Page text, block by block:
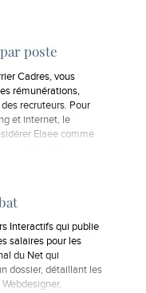
poste
Cadres, vous
rémunérations,
recruteurs. Pour
et internet, le
Elaee comme
Interactifs qui publie
salaires pour les
du Net qui
dossier, détaillant les